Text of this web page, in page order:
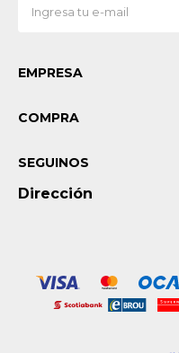
EMPRESA
COMPRA
Dirección
SEGUINOS